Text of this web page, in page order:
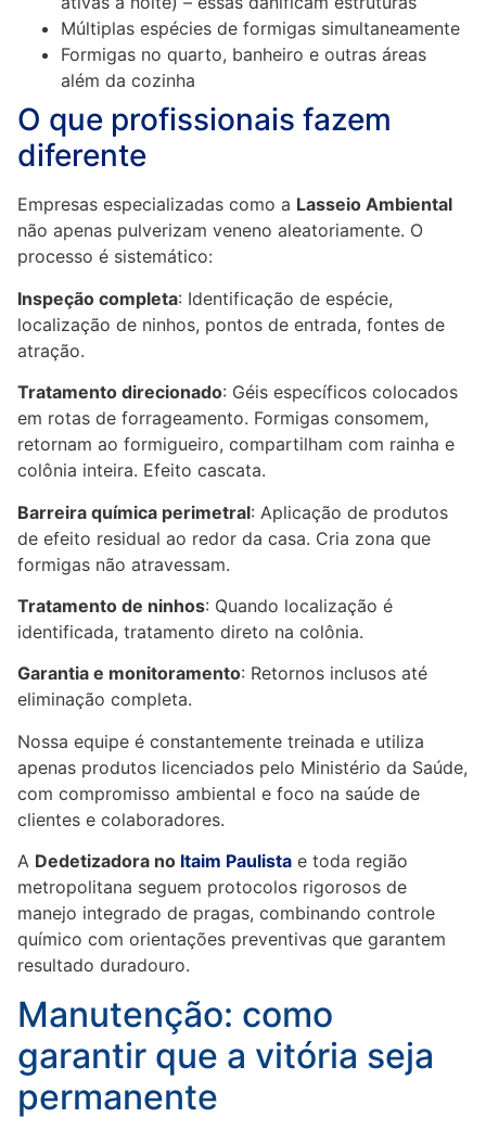
Múltiplas espécies de formigas simultaneamente
Formigas no quarto, banheiro e outras áreas
além da cozinha
O que profissionais fazem
diferente
Empresas especializadas como a Lasseio Ambiental
não apenas pulverizam veneno aleatoriamente. O
processo é sistemático:
Inspeção completa: Identificação de espécie,
localização de ninhos, pontos de entrada, fontes de
atração.
Tratamento direcionado: Géis específicos colocados
em rotas de forrageamento. Formigas consomem,
retornam ao formigueiro, compartilham com rainha e
colônia inteira. Efeito cascata.
Barreira química perimetral: Aplicação de produtos
de efeito residual ao redor da casa. Cria zona que
formigas não atravessam.
Tratamento de ninhos: Quando localização é
identificada, tratamento direto na colônia.
Garantia e monitoramento: Retornos inclusos até
eliminação completa.
Nossa equipe é constantemente treinada e utiliza
apenas produtos licenciados pelo Ministério da Saúde,
com compromisso ambiental e foco na saúde de
clientes e colaboradores.
A Dedetizadora no Itaim Paulista e toda região
metropolitana seguem protocolos rigorosos de
manejo integrado de pragas, combinando controle
químico com orientações preventivas que garantem
resultado duradouro.
Manutenção: como
garantir que a vitória seja
permanente